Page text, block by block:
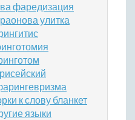
фаредизация
улитка
к слову бланкет
языки